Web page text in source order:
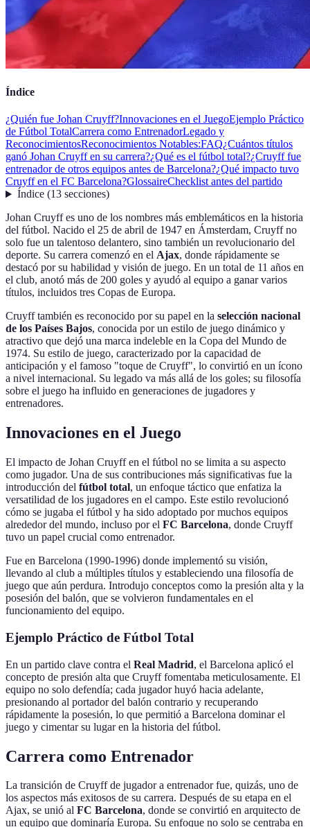
Índice
¿Quién fue Johan Cruyff?Innovaciones en el JuegoEjemplo Práctico
de Fútbol TotalCarrera como EntrenadorLegado y
ReconocimientosReconocimientos Notables:FAQ¿Cuántos títulos
ganó Johan Cruyff en su carrera?¿Qué es el fútbol total?¿Cruyff fue
entrenador de otros equipos antes de Barcelona?¿Qué impacto tuvo
Cruyff en el FC Barcelona?GlossaireChecklist antes del partido
Índice(13 secciones)
Johan Cruyff es uno de los nombres más emblemáticos en la historia
del fútbol. Nacido el 25 de abril de 1947 en Ámsterdam, Cruyff no
solo fue un talentoso delantero, sino también un revolucionario del
deporte. Su carrera comenzó en el Ajax, donde rápidamente se
destacó por su habilidad y visión de juego. En un total de 11 años en
el club, anotó más de 200 goles y ayudó al equipo a ganar varios
títulos, incluidos tres Copas de Europa.
Cruyff también es reconocido por su papel en la selección nacional
de los Países Bajos, conocida por un estilo de juego dinámico y
atractivo que dejó una marca indeleble en la Copa del Mundo de
1974. Su estilo de juego, caracterizado por la capacidad de
anticipación y el famoso "toque de Cruyff", lo convirtió en un ícono
a nivel internacional. Su legado va más allá de los goles; su filosofía
sobre el juego ha influido en generaciones de jugadores y
entrenadores.
Innovaciones en el Juego
El impacto de Johan Cruyff en el fútbol no se limita a su aspecto
como jugador. Una de sus contribuciones más significativas fue la
introducción del fútbol total, un enfoque táctico que enfatiza la
versatilidad de los jugadores en el campo. Este estilo revolucionó
cómo se jugaba el fútbol y ha sido adoptado por muchos equipos
alrededor del mundo, incluso por el FC Barcelona, donde Cruyff
tuvo un papel crucial como entrenador.
Fue en Barcelona (1990-1996) donde implementó su visión,
llevando al club a múltiples títulos y estableciendo una filosofía de
juego que aún perdura. Introdujo conceptos como la presión alta y la
posesión del balón, que se volvieron fundamentales en el
funcionamiento del equipo.
Ejemplo Práctico de Fútbol Total
En un partido clave contra el Real Madrid, el Barcelona aplicó el
concepto de presión alta que Cruyff fomentaba meticulosamente. El
equipo no solo defendía; cada jugador huyó hacia adelante,
presionando al portador del balón contrario y recuperando
rápidamente la posesión, lo que permitió a Barcelona dominar el
juego y cimentar su lugar en la historia del fútbol.
Carrera como Entrenador
La transición de Cruyff de jugador a entrenador fue, quizás, uno de
los aspectos más exitosos de su carrera. Después de su etapa en el
Ajax, se unió al FC Barcelona, donde se convirtió en arquitecto de
un equipo que dominaría Europa. Su enfoque no solo se centraba en